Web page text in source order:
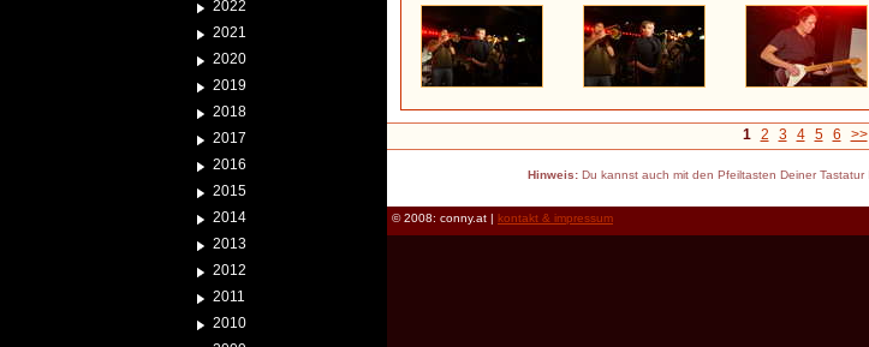
2022
2021
2020
2019
2018
2017
2016
2015
2014
2013
2012
2011
2010
1 2 3 4 5 6 >>
Hinweis:Du kannst auch mit den Pfeiltasten Deiner Tastatur
© 2008: conny.at | kontakt & impressum